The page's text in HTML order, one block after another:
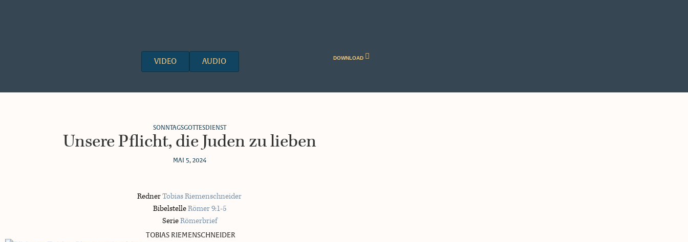
VIDEO AUDIO DOWNLOAD
SONNTAGSGOTTESDIENST
Unsere Pflicht, die Juden zu lieben
MAI 5, 2024
RednerTobias Riemenschneider
BibelstelleRömer 9:1-5
SerieRömerbrief
TOBIAS RIEMENSCHNEIDER